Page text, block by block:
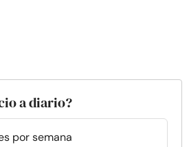
a diario?
por semana